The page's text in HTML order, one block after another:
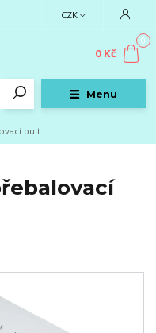
Menu
CZK
0
0 Kč
pult